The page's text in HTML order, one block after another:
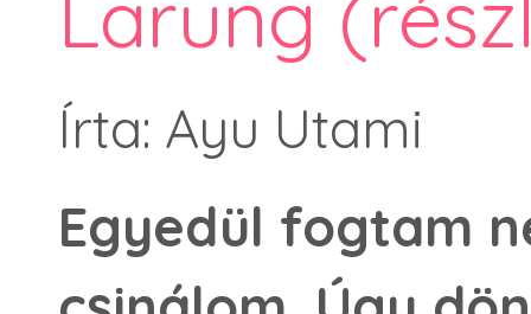
Írta: Ayu Utami
Egyedül fogtam